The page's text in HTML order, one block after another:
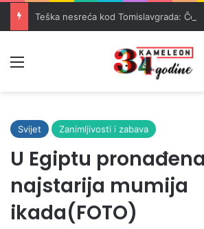
Svijet Zanimljivosti i zabava
U Egiptu
najstarija mumija
ikada(FOTO)